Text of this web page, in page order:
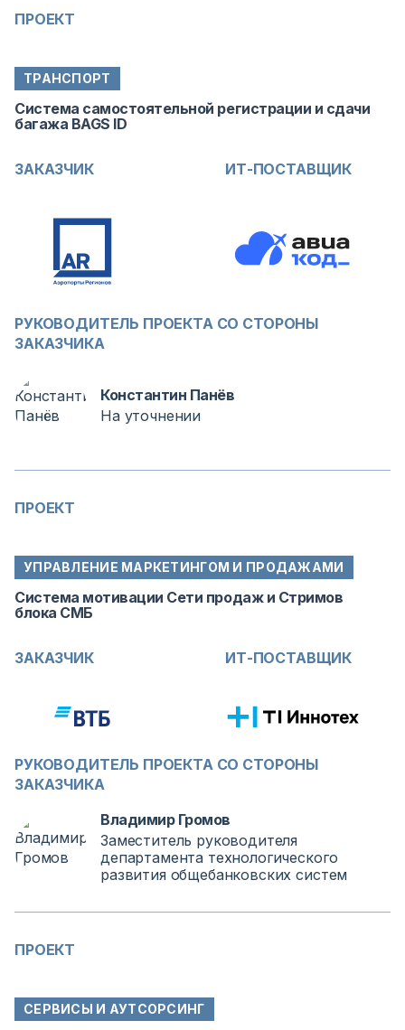
ПРОЕКТ
ТРАНСПОРТ
Система самостоятельной регистрации и сдачи
багажа BAGS ID
ЗАКАЗЧИК ИТ-ПОСТАВЩИК
РУКОВОДИТЕЛЬ ПРОЕКТА СО СТОРОНЫ
ЗАКАЗЧИКА
Константин Панёв
На уточнении
ПРОЕКТ
УПРАВЛЕНИЕ МАРКЕТИНГОМ И ПРОДАЖАМИ
Система мотивации Сети продаж и Стримов
блока СМБ
ЗАКАЗЧИК ИТ-ПОСТАВЩИК
РУКОВОДИТЕЛЬ ПРОЕКТА СО СТОРОНЫ
ЗАКАЗЧИКА
Владимир Громов
Заместитель руководителя
департамента технологического
развития общебанковских систем
ПРОЕКТ
СЕРВИСЫ И АУТСОРСИНГ